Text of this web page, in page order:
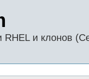
и клонов